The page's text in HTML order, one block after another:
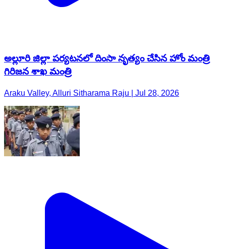
అల్లూరి జిల్లా పర్యటనలో దింసా నృత్యం చేసిన హోం మంత్రి
గిరిజన శాఖ మంత్రి
Araku Valley, Alluri Sitharama Raju | Jul 28, 2026